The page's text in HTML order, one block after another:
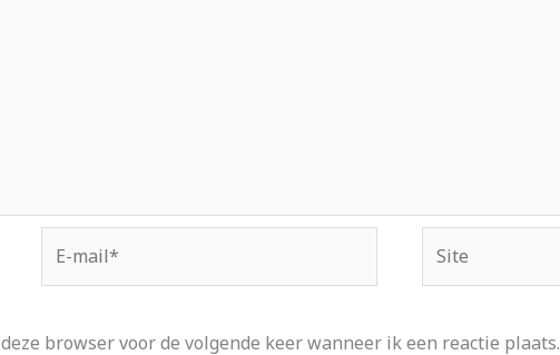
mail*
browser voor de volgende keer wanneer ik een reactie plaats.